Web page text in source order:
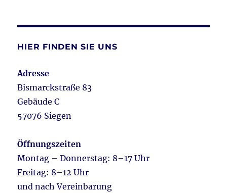
HIER FINDEN SIE UNS
Adresse
Bismarckstraße 83
Gebäude C
57076 Siegen
Öffnungszeiten
Montag – Donnerstag: 8–17 Uhr
Freitag: 8–12 Uhr
und nach Vereinbarung